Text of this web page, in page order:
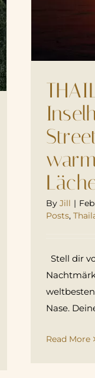
By Jill |
Posts,
Stell dir
Nase.
Read More